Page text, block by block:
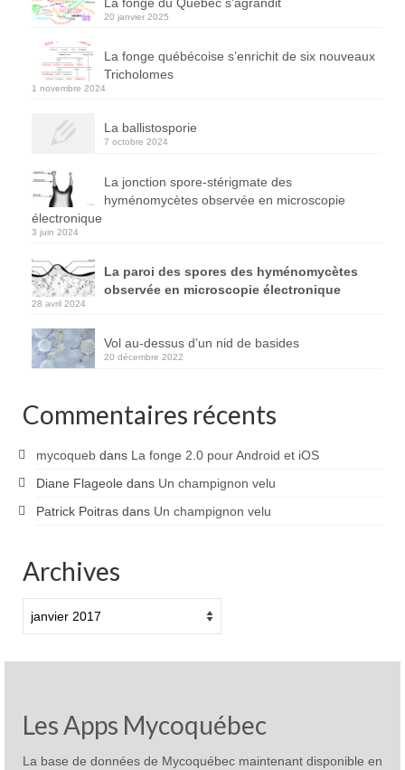
20 janvier 2025
La fonge québécoise s’enrichit de six nouveaux
Tricholomes
1 novembre 2024
La ballistosporie
7 octobre 2024
La jonction spore-stérigmate des
hyménomycètes observée en microscopie
électronique
3 juin 2024
La paroi des spores des hyménomycètes
observée en microscopie électronique
28 avril 2024
Vol au-dessus d’un nid de basides
20 décembre 2022
Commentaires récents
mycoqueb dans La fonge 2.0 pour Android et iOS
Diane Flageole dans Un champignon velu
Patrick Poitras dans Un champignon velu
Archives
Les Apps Mycoquébec
La base de données de Mycoquébec maintenant disponible en